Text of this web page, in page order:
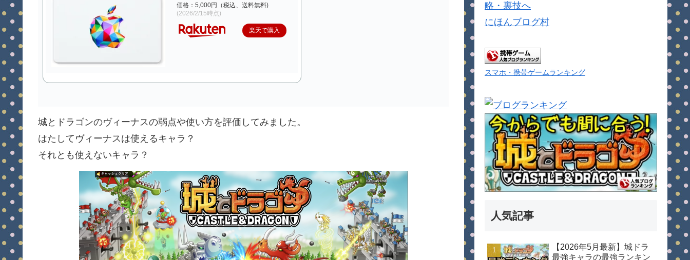
価格：5,000円（税込、送料無料)
(2026/2/15時点)
楽天で購入
城とドラゴンのヴィーナスの弱点や使い方を評価してみました。
はたしてヴィーナスは使えるキャラ？
それとも使えないキャラ？
にほんブログ村
スマホ・携帯ゲームランキング
人気記事
【2026年5月最新】城ドラ
最強キャラの最強ランキン